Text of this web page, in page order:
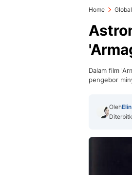
Home Global
Dalam film
pengebor
Oleh